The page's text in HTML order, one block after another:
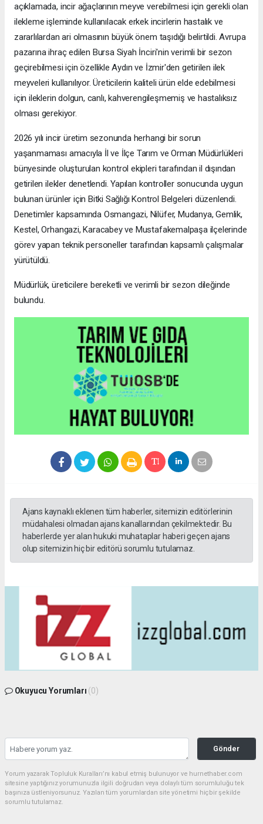
açıklamada, incir ağaçlarının meyve verebilmesi için gerekli olan
ilekleme işleminde kullanılacak erkek incirlerin hastalık ve
zararlılardan ari olmasının büyük önem taşıdığı belirtildi. Avrupa
pazarına ihraç edilen Bursa Siyah İnciri'nin verimli bir sezon
geçirebilmesi için özellikle Aydın ve İzmir'den getirilen ilek
meyveleri kullanılıyor. Üreticilerin kaliteli ürün elde edebilmesi
için ileklerin dolgun, canlı, kahverengileşmemiş ve hastalıksız
olması gerekiyor.
2026 yılı incir üretim sezonunda herhangi bir sorun
yaşanmaması amacıyla İl ve İlçe Tarım ve Orman Müdürlükleri
bünyesinde oluşturulan kontrol ekipleri tarafından il dışından
getirilen ilekler denetlendi. Yapılan kontroller sonucunda uygun
bulunan ürünler için Bitki Sağlığı Kontrol Belgeleri düzenlendi.
Denetimler kapsamında Osmangazi, Nilüfer, Mudanya, Gemlik,
Kestel, Orhangazi, Karacabey ve Mustafakemalpaşa ilçelerinde
görev yapan teknik personeller tarafından kapsamlı çalışmalar
yürütüldü.
Müdürlük, üreticilere bereketli ve verimli bir sezon dileğinde
bulundu.
Ajans kaynaklı eklenen tüm haberler, sitemizin editörlerinin
müdahalesi olmadan ajans kanallarından çekilmektedir. Bu
haberlerde yer alan hukuki muhataplar haberi geçen ajans
olup sitemizin hiç bir editörü sorumlu tutulamaz.
Okuyucu Yorumları (0)
Gönder
Yorum yazarak Topluluk Kuralları’nı kabul etmiş bulunuyor ve hurnethaber.com
sitesine yaptığınız yorumunuzla ilgili doğrudan veya dolaylı tüm sorumluluğu tek
başınıza üstleniyorsunuz. Yazılan tüm yorumlardan site yönetimi hiçbir şekilde
sorumlu tutulamaz.